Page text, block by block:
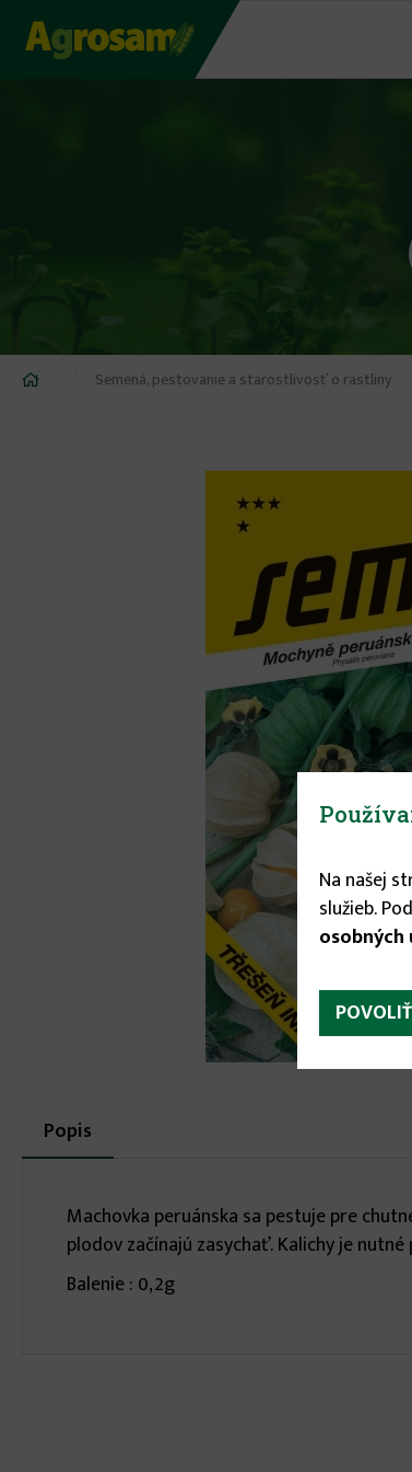
Jump
NachádzateSemená, pestovanie a starostlivosť o rastliny
More
infos
Popis
karta)
Machovka peruánska sa pestuje pre
plodov začínajú zasychať. Kalichy je
Balenie : 0,2g
Na našej
služieb.